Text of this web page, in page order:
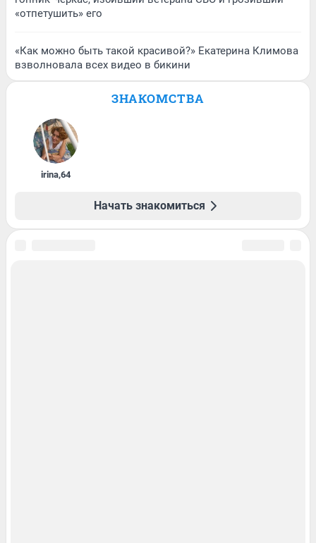
«отпетушить» его
«Как можно быть такой красивой?» Екатерина Климова
взволновала всех видео в бикини
ЗНАКОМСТВА
irina,64
Начать знакомиться